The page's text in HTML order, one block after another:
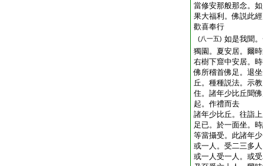
當修安那般那念。
果大福利。佛説此
歡喜奉行
(八一五) 如是我聞
獨園。夏安居。爾
右樹下窟中安居。
佛所稽首佛足。退
丘。種種説法。示
住。諸年少比丘聞
起。作禮而去
諸年少比丘。往詣
足已。於一面坐。
等當攝受。此諸年
或一人。受二三多
或一人受一人。或